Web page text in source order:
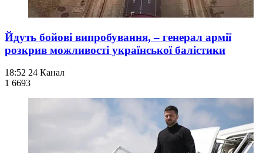
Йдуть бойові випробування, – генерал армії
розкрив можливості української балістики
18:52 24 Канал
1 6693